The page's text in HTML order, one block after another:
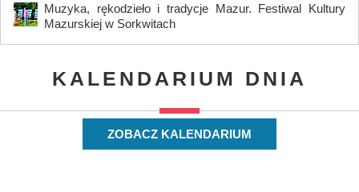
Muzyka, rękodzieło i tradycje Mazur. Festiwal Kultury
Mazurskiej w Sorkwitach
KALENDARIUM DNIA
ZOBACZ KALENDARIUM